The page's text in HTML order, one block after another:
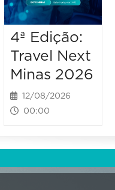
4ª Edição:
Travel Next
Minas 2026
12/08/2026
00:00